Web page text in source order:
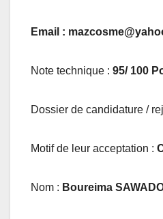
Email :
Note technique : 95/ 100
Dossier de candidature /
Motif de leur acceptation :
Nom : Boureima